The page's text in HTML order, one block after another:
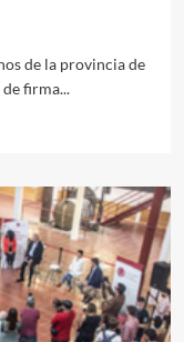
de la provincia de
firma...